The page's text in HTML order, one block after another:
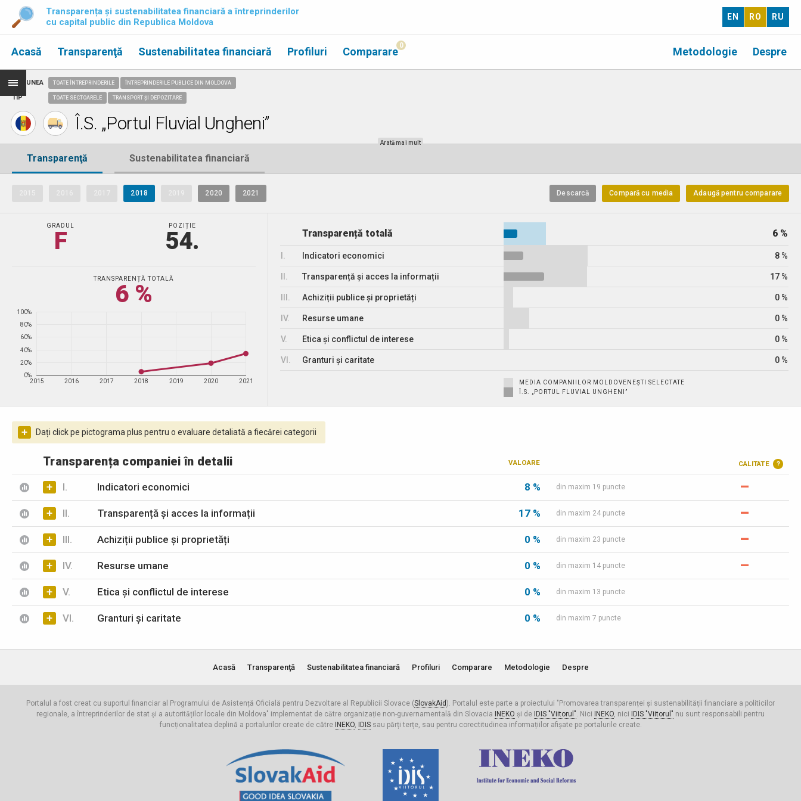
Transparența și sustenabilitatea financiară a întreprinderilor
cu capital public din Republica Moldova
EN RO RU
Acasă Transparenţă Despre
Metodologie
Sustenabilitatea financiară Profiluri Comparare 0
REGIUNEA
TIP
TOATE ÎNTREPRINDERILE ÎNTREPRINDERILE PUBLICE DIN MOLDOVA
TOATE SECTOARELE TRANSPORT ȘI DEPOZITARE
Î.S. „Portul Fluvial Ungheni”
Arată mai mult
Transparenţă Sustenabilitatea financiară
2018 2020 2021 Adaugă pentru comparare
Compară cu media
Descarcă
GRADUL
F
POZIȚIE
54.
TRANSPARENȚĂ TOTALĂ
6 %
2015 2016 2017 2018 2019 2020 2021
0%
20%
40%
60%
80%
100%
Transparență totală 6 %
Indicatori economici 8 %
Transparență și acces la informații 17 %
Achiziții publice și proprietăți 0 %
IV. Resurse umane 0 %
V. Etica și conflictul de interese 0 %
VI. Granturi și caritate 0 %
MEDIA COMPANIILOR MOLDOVENEȘTI SELECTATE
Î.S. „PORTUL FLUVIAL UNGHENI”
+ Dați click pe pictograma plus pentru o evaluare detaliată a fiecărei categorii
Transparența companiei în detalii VALOARE CALITATE ?
+ I. Indicatori economici 8 % din maxim 19 puncte –
+ II. Transparență și acces la informații 17 % din maxim 24 puncte –
+ III. Achiziții publice și proprietăți 0 % din maxim 23 puncte –
+ IV. Resurse umane 0 % din maxim 14 puncte –
+ V. Etica și conflictul de interese 0 % din maxim 13 puncte
+ VI. Granturi și caritate 0 % din maxim 7 puncte
Acasă Transparenţă Sustenabilitatea financiară Profiluri Comparare Metodologie Despre
Portalul a fost creat cu suportul financiar al Programului de Asistență Oficială pentru Dezvoltare al Republicii Slovace (SlovakAid ). Portalul este parte a proiectului "Promovarea transparenței și sustenabilității financiare a politicilor
regionale, a întreprinderilor de stat și a autorităților locale din Moldova" implementat de către organizație non-guvernamentală din Slovacia
INEKO și de IDIS "Viitorul". Nici INEKO, nici IDIS "Viitorul" nu sunt responsabili pentru
funcționalitatea deplină a portalurilor create de către INEKO, IDISsau părți terțe, sau pentru corectitudinea informațiilor afișate pe portalurile create.